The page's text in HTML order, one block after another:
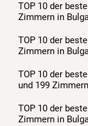
TOP 10 der
Zimmern in
TOP 10 der
Zimmern in
TOP 10 der
und 199
TOP 10 der
Zimmern in